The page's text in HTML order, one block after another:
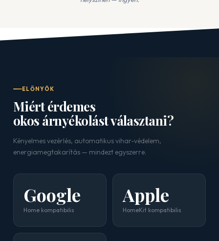
ELŐNYÖK
Miért érdemes
okos árnyékolást választani?
Kényelmes vezérlés, automatikus vihar-védelem,
energiamegtakarítás — mindezt egyszerre.
Google
Home kompatibilis
Apple
HomeKit kompatibilis